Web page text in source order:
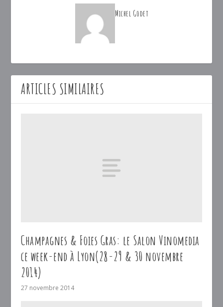
Michel Godet
ARTICLES SIMILAIRES
Champagnes & Foies Gras: le Salon Vinomedia
ce week-end à Lyon(28-29 & 30 novembre
2014)
27 novembre 2014